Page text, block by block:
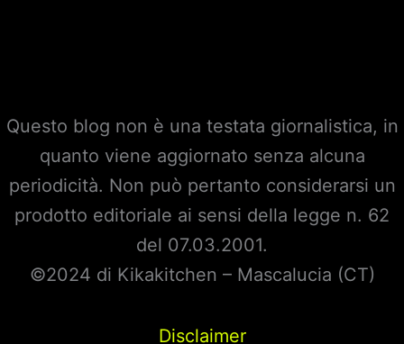
Questo blog non è una testata giornalistica, in
quanto viene aggiornato senza alcuna
periodicità. Non può pertanto considerarsi un
prodotto editoriale ai sensi della legge n. 62
del 07.03.2001.
©2024 di Kikakitchen – Mascalucia (CT)
Disclaimer